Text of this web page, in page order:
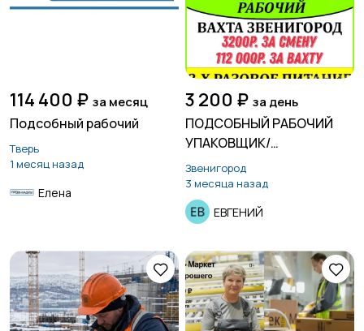
114 400 ₽ за месяц
Подсобный рабочий
Тверь
1 месяц назад
Елена
3 200 ₽ за день
ПОДСОБНЫЙ РАБОЧИЙ
УПАКОВЩИК/
УПАКОВЩИЦА
Звенигород
3 месяца назад
ЕВГЕНИЙ